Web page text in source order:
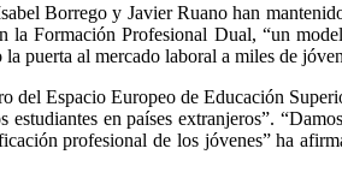
Borrego y Javier Ruano han
la Formación Profesional Dual, “un
puerta al mercado laboral a miles de
del Espacio Europeo de Educación
en países extranjeros”.
profesional de los jóvenes” ha